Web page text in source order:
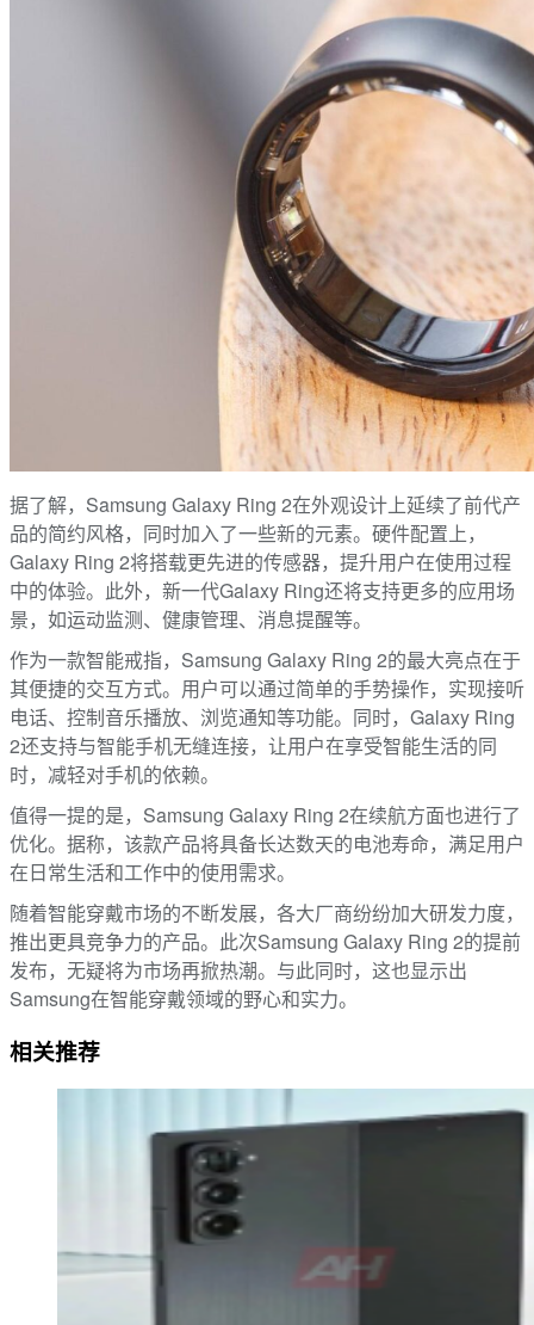
据了解，Samsung Galaxy Ring 2在外观设计上延续了前代产
品的简约风格，同时加入了一些新的元素。硬件配置上，
Galaxy Ring 2将搭载更先进的传感器，提升用户在使用过程
中的体验。此外，新一代Galaxy Ring还将支持更多的应用场
景，如运动监测、健康管理、消息提醒等。
作为一款智能戒指，Samsung Galaxy Ring 2的最大亮点在于
其便捷的交互方式。用户可以通过简单的手势操作，实现接听
电话、控制音乐播放、浏览通知等功能。同时，Galaxy Ring
2还支持与智能手机无缝连接，让用户在享受智能生活的同
时，减轻对手机的依赖。
值得一提的是，Samsung Galaxy Ring 2在续航方面也进行了
优化。据称，该款产品将具备长达数天的电池寿命，满足用户
在日常生活和工作中的使用需求。
随着智能穿戴市场的不断发展，各大厂商纷纷加大研发力度，
推出更具竞争力的产品。此次Samsung Galaxy Ring 2的提前
发布，无疑将为市场再掀热潮。与此同时，这也显示出
Samsung在智能穿戴领域的野心和实力。
相关推荐